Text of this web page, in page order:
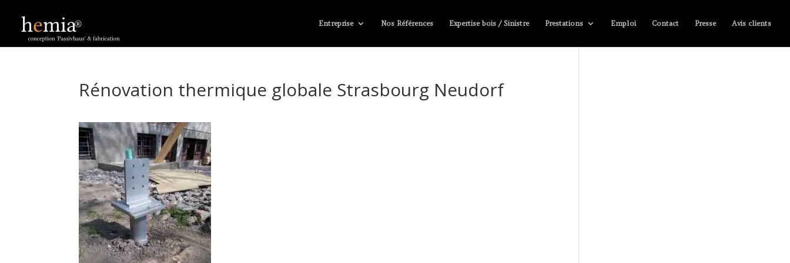
Entreprise Nos Références Expertise bois / Sinistre Prestations Emploi Contact Presse Avis clients
Rénovation thermique globale Strasbourg Neudorf